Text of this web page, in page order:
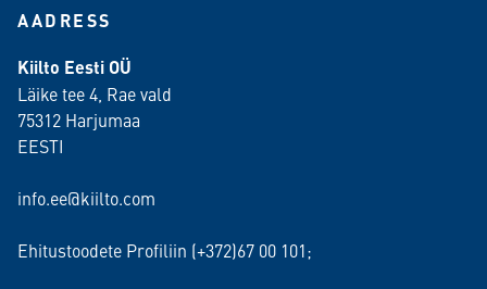
AADRESS
Kiilto Eesti OÜ
Läike tee 4, Rae vald
75312 Harjumaa
EESTI
info.ee@kiilto.com
Ehitustoodete Profiliin (+372)67 00 101;